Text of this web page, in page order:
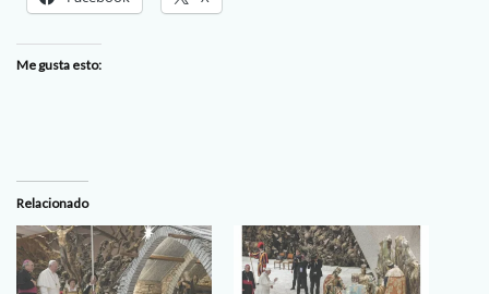
Me gusta esto:
Relacionado